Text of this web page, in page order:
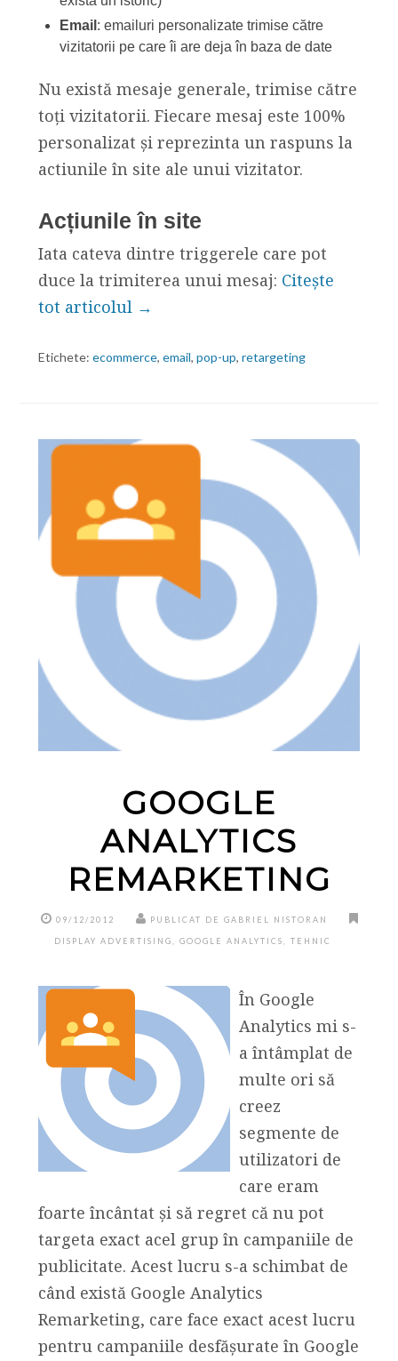
Email : emailuri personalizate trimise către
vizitatorii pe care îi are deja în baza de date
Nu există mesaje generale, trimise către
toți vizitatorii. Fiecare mesaj este 100%
personalizat și reprezinta un raspuns la
actiunile în site ale unui vizitator.
Acțiunile în site
Iata cateva dintre triggerele care pot
duce la trimiterea unui mesaj: Citește
tot articolul →
Etichete: ecommerce, email, pop-up, retargeting
GOOGLE
ANALYTICS
REMARKETING
09/12/2012 PUBLICAT DE GABRIEL NISTORAN
DISPLAY ADVERTISING, GOOGLE ANALYTICS, TEHNIC
În Google
Analytics mi s-
a întâmplat de
multe ori să
creez
segmente de
utilizatori de
care eram
foarte încântat și să regret că nu pot
targeta exact acel grup în campaniile de
publicitate. Acest lucru s-a schimbat de
când există Google Analytics
Remarketing, care face exact acest lucru
pentru campaniile desfășurate în Google